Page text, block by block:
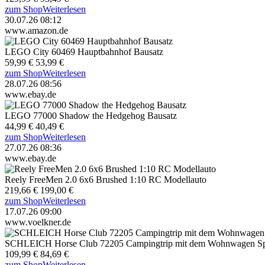
zum ShopWeiterlesen
30.07.26 08:12
www.amazon.de
LEGO City 60469 Hauptbahnhof Bausatz
59,99 € 53,99 €
zum ShopWeiterlesen
28.07.26 08:56
www.ebay.de
LEGO 77000 Shadow the Hedgehog Bausatz
44,99 € 40,49 €
zum ShopWeiterlesen
27.07.26 08:36
www.ebay.de
Reely FreeMen 2.0 6x6 Brushed 1:10 RC Modellauto
219,66 € 199,00 €
zum ShopWeiterlesen
17.07.26 09:00
www.voelkner.de
SCHLEICH Horse Club 72205 Campingtrip mit dem Wohnwagen
109,99 € 84,69 €